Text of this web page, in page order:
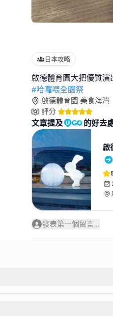
日本攻略
#哈囉喂全園祭
啟德體育園 美食海灣
評分
文章提及 的好去
啟
發表第一個留言...